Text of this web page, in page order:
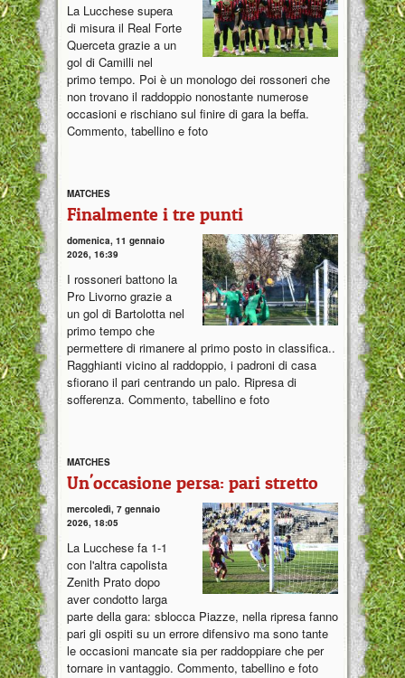
La Lucchese supera
di misura il Real Forte
Querceta grazie a un
gol di Camilli nel
primo tempo. Poi è un monologo dei rossoneri che
non trovano il raddoppio nonostante numerose
occasioni e rischiano sul finire di gara la beffa.
Commento, tabellino e foto
MATCHES
Finalmente i tre punti
domenica, 11 gennaio
2026, 16:39
I rossoneri battono la
Pro Livorno grazie a
un gol di Bartolotta nel
primo tempo che
permettere di rimanere al primo posto in classifica..
Ragghianti vicino al raddoppio, i padroni di casa
sfiorano il pari centrando un palo. Ripresa di
sofferenza. Commento, tabellino e foto
MATCHES
Un'occasione persa: pari stretto
mercoledì, 7 gennaio
2026, 18:05
La Lucchese fa 1-1
con l'altra capolista
Zenith Prato dopo
aver condotto larga
parte della gara: sblocca Piazze, nella ripresa fanno
pari gli ospiti su un errore difensivo ma sono tante
le occasioni mancate sia per raddoppiare che per
tornare in vantaggio. Commento, tabellino e foto